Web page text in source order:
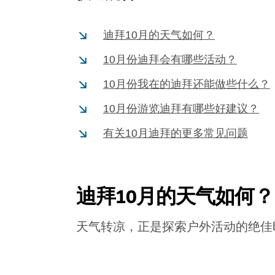
迪拜10月的天气如何？
10月份迪拜会有哪些活动？
10月份我在的迪拜还能做些什么？
10月份游览迪拜有哪些好建议？
有关10月迪拜的更多常见问题
迪拜10月的天气如何？
天气转凉，正是探索户外活动的绝